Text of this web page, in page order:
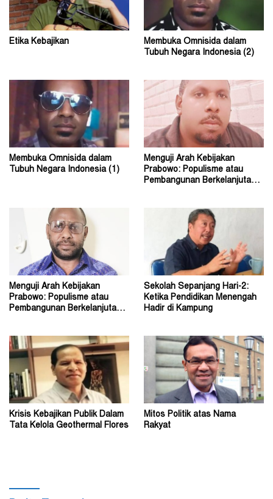
Etika Kebajikan
Membuka Omnisida dalam
Tubuh Negara Indonesia (2)
Membuka Omnisida dalam
Tubuh Negara Indonesia (1)
Menguji Arah Kebijakan
Prabowo: Populisme atau
Pembangunan Berkelanjutan?
Menguji Arah Kebijakan
Prabowo: Populisme atau
Pembangunan Berkelanjutan?
Sekolah Sepanjang Hari-2:
Ketika Pendidikan Menengah
Hadir di Kampung
Krisis Kebajikan Publik Dalam
Tata Kelola Geothermal Flores
Mitos Politik atas Nama
Rakyat